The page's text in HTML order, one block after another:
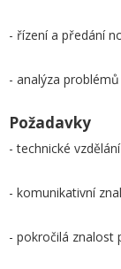
- řízení a předání
- analýza
Požadavky
- technické vzdělání
- komunikativní
- pokročilá znalost